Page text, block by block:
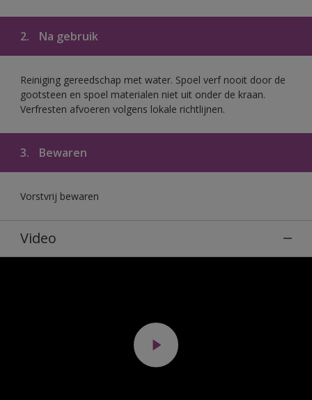
2. Na gebruik
Reiniging gereedschap met water. Spoel verf nooit door de
gootsteen en spoel materialen niet uit onder de kraan.
Verfresten afvoeren volgens lokale richtlijnen.
3. Bewaren
Vorstvrij bewaren
Video